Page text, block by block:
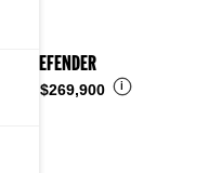
2025 DEFENDER
$269,900 i